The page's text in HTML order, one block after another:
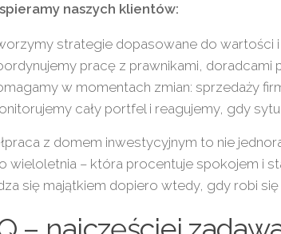
naszych klientów:
strategie dopasowane do wartości
pracę z prawnikami, doradcami
w momentach zmian: sprzedaży
cały portfel i reagujemy, gdy
z domem inwestycyjnym to nie
wieloletnia – która procentuje spokojem i
się majątkiem dopiero wtedy, gdy robi